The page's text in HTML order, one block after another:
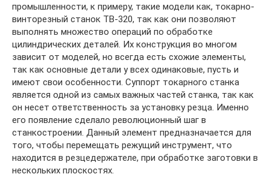
промышленности, к примеру, такие модели как, токарно-
винторезный станок ТВ-320, так как они позволяют
выполнять множество операций по обработке
цилиндрических деталей. Их конструкция во многом
зависит от моделей, но всегда есть схожие элементы,
так как основные детали у всех одинаковые, пусть и
имеют свои особенности. Суппорт токарного станка
является одной из самых важных частей станка, так как
он несет ответственность за установку резца. Именно
его появление сделало революционный шаг в
станкостроении. Данный элемент предназначается для
того, чтобы перемещать режущий инструмент, что
находится в резцедержателе, при обработке заготовки в
нескольких плоскостях.